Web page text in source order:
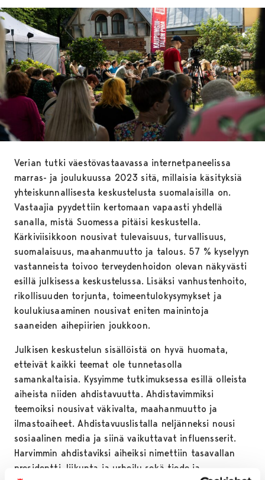
Verian tutki väestövastaavassa internetpaneelissa
marras- ja joulukuussa 2023 sitä, millaisia käsityksiä
yhteiskunnallisesta keskustelusta suomalaisilla on.
Vastaajia pyydettiin kertomaan vapaasti yhdellä
sanalla, mistä Suomessa pitäisi keskustella.
Kärkiviisikkoon nousivat tulevaisuus, turvallisuus,
suomalaisuus, maahanmuutto ja talous. 57 % kyselyyn
vastanneista toivoo terveydenhoidon olevan näkyvästi
esillä julkisessa keskustelussa. Lisäksi vanhustenhoito,
rikollisuuden torjunta, toimeentulokysymykset ja
koulukiusaaminen nousivat eniten mainintoja
saaneiden aihepiirien joukkoon.
Julkisen keskustelun sisällöistä on hyvä huomata,
etteivät kaikki teemat ole tunnetasolla
samankaltaisia. Kysyimme tutkimuksessa esillä olleista
aiheista niiden ahdistavuutta. Ahdistavimmiksi
teemoiksi nousivat väkivalta, maahanmuutto ja
ilmastoaiheet. Ahdistavuuslistalla neljänneksi nousi
sosiaalinen media ja siinä vaikuttavat influensserit.
Harvimmin ahdistaviksi aiheiksi nimettiin tasavallan
presidentti, liikunta ja urheilu sekä tiede ja